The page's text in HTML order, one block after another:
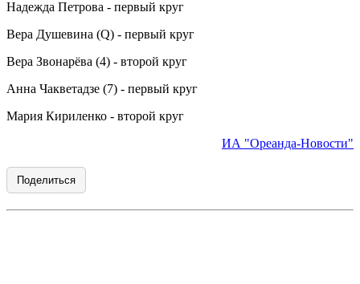
Надежда Петрова - первый круг
Вера Душевина (Q) - первый круг
Вера Звонарёва (4) - второй круг
Анна Чакветадзе (7) - первый круг
Мария Кириленко - второй круг
ИА "Ореанда-Новости"
Поделиться